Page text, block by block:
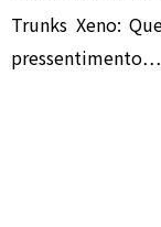
Trunks Xeno:
pressentimento…